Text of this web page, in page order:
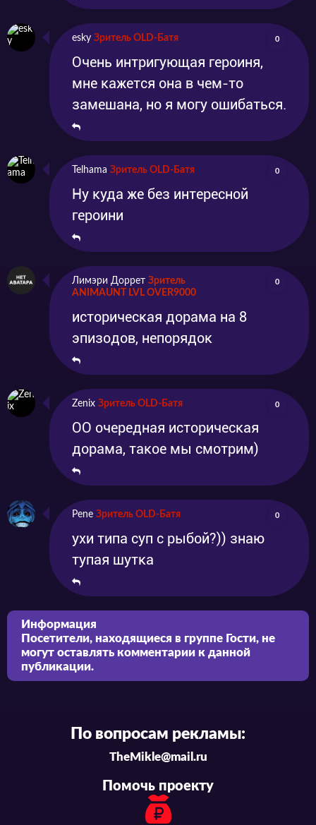
esky Зритель OLD-Батя 0
Очень интригующая героиня,
мне кажется она в чем-то
замешана, но я могу ошибаться.
Telhama Зритель OLD-Батя 0
Ну куда же без интересной
героини
Лимэри Доррет Зритель
ANIMAUNT LVL OVER9000
0
историческая дорама на 8
эпизодов, непорядок
Zenix Зритель OLD-Батя 0
ОО очередная историческая
дорама, такое мы смотрим)
Pene Зритель OLD-Батя 0
ухи типа суп с рыбой?)) знаю
тупая шутка
Информация
Посетители, находящиеся в группе Гости, не
могут оставлять комментарии к данной
публикации.
По вопросам рекламы:
TheMikle@mail.ru
Помочь проекту